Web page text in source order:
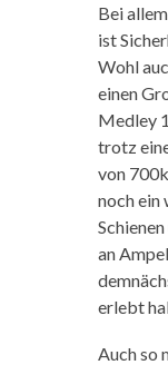
Bei
ist
Wohl
einen
Medley
trotz
von
noch ein
an
erlebt
Auch so